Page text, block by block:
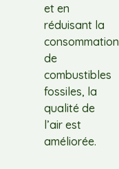
et en
réduisant la
consommation
de
combustibles
fossiles, la
qualité de
l’air est
améliorée.